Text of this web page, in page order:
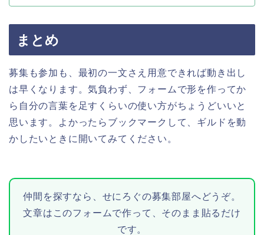
まとめ
募集も参加も、最初の一文さえ用意できれば動き出し
は早くなります。気負わず、フォームで形を作ってか
ら自分の言葉を足すくらいの使い方がちょうどいいと
思います。よかったらブックマークして、ギルドを動
かしたいときに開いてみてください。
仲間を探すなら、せにろぐの募集部屋へどうぞ。
文章はこのフォームで作って、そのまま貼るだけ
です。